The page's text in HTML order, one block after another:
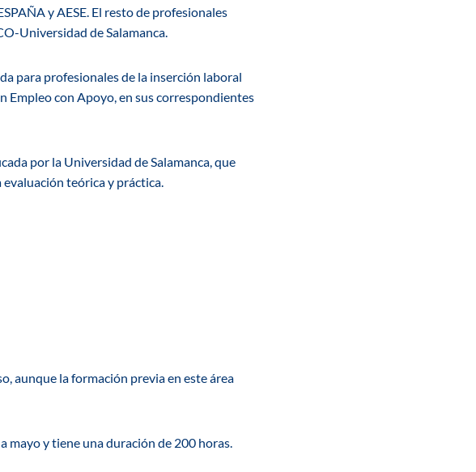
y AESE. El resto de profesionales
Universidad de Salamanca.
para profesionales de la inserción laboral
Empleo con Apoyo, en sus correspondientes
por la Universidad de Salamanca, que
evaluación teórica y práctica.
aunque la formación previa en este área
mayo y tiene una duración de 200 horas.